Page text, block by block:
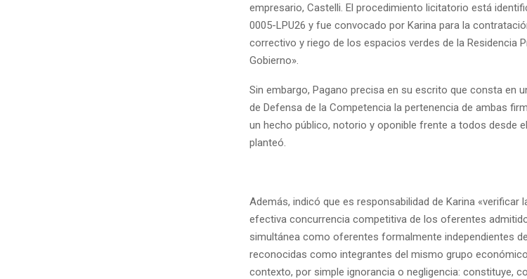
empresario, Castelli. El procedimiento licitatorio está
0005-LPU26 y fue convocado por Karina para la
correctivo y riego de los espacios verdes de la Residencia
Gobierno».
Sin embargo, Pagano precisa en su escrito que consta en
de Defensa de la Competencia la pertenencia de ambas
un hecho público, notorio y oponible frente a todos desde
planteó.
Además, indicó que es responsabilidad de Karina «verificar
efectiva concurrencia competitiva de los oferentes
simultánea como oferentes formalmente independientes
reconocidas como integrantes del mismo grupo
contexto, por simple ignorancia o negligencia: constituye,